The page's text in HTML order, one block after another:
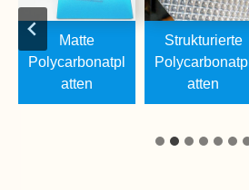
Matte
Polycarbonatpl
Atten
Strukturierte
Polycarbonatpl
Atten